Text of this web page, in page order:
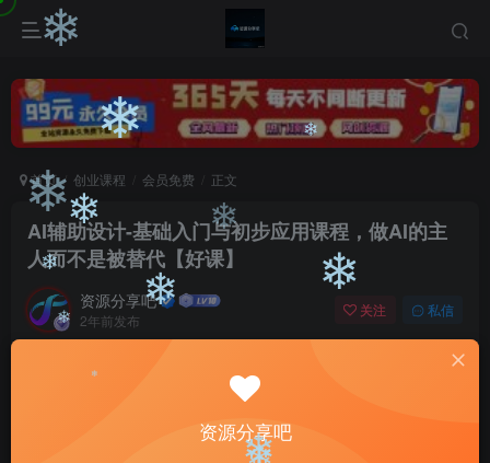
首页 创业课程 会员免费 正文
AI辅助设计-基础入门与初步应用课程，做AI的主
人而不是被替代【好课】
资源分享吧
2年前发布
关注 私信
此内容为付费阅读，请付费后查看
资源分享吧
❄
❄ ❄
❄
❄
❄
❄
❄